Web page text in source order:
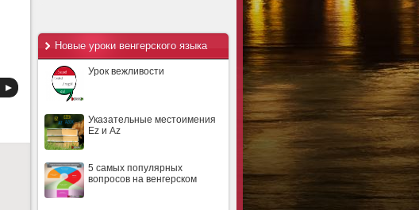
Новые уроки венгерского языка
Урок вежливости
Указательные местоимения
Ez и Az
5 самых популярных
вопросов на венгерском